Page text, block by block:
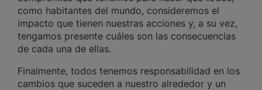
como habitantes del mundo, consideremos el
impacto que tienen nuestras acciones y, a su vez,
tengamos presente cuáles son las consecuencias
de cada una de ellas.
Finalmente, todos tenemos responsabilidad en los
cambios que suceden a nuestro alrededor y un